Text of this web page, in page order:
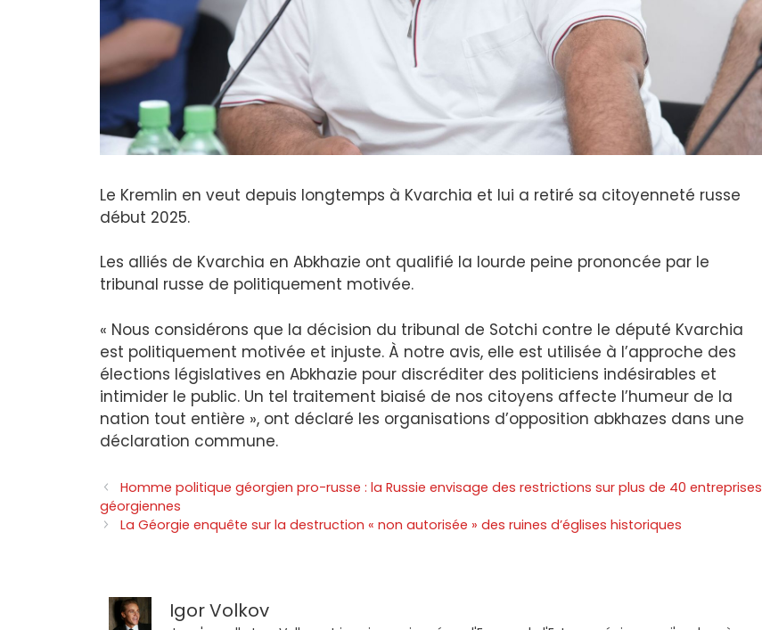
Le Kremlin en veut depuis longtemps à Kvarchia et lui a retiré sa citoyenneté russe
début 2025.
Les alliés de Kvarchia en Abkhazie ont qualifié la lourde peine prononcée par le
tribunal russe de politiquement motivée.
« Nous considérons que la décision du tribunal de Sotchi contre le député Kvarchia
est politiquement motivée et injuste. À notre avis, elle est utilisée à l’approche des
élections législatives en Abkhazie pour discréditer des politiciens indésirables et
intimider le public. Un tel traitement biaisé de nos citoyens affecte l’humeur de la
nation tout entière », ont déclaré les organisations d’opposition abkhazes dans une
déclaration commune.
Homme politique géorgien pro-russe : la Russie envisage des restrictions sur plus de 40 entreprises
géorgiennes
La Géorgie enquête sur la destruction « non autorisée » des ruines d’églises historiques
Igor Volkov